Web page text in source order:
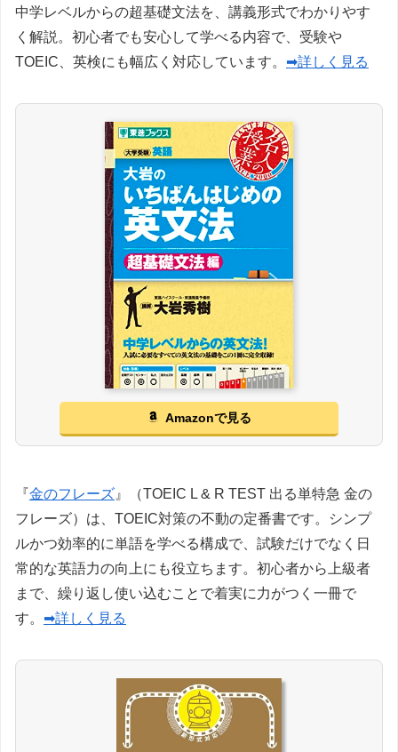
中学レベルからの超基礎文法を、講義形式でわかりやす
く解説。初心者でも安心して学べる内容で、受験や
TOEIC、英検にも幅広く対応しています。 ➡詳しく見る
Amazonで見る
『金のフレーズ』（TOEIC L & R TEST 出る単特急 金の
フレーズ）は、TOEIC対策の不動の定番書です。シンプ
ルかつ効率的に単語を学べる構成で、試験だけでなく日
常的な英語力の向上にも役立ちます。初心者から上級者
まで、繰り返し使い込むことで着実に力がつく一冊で
す。 ➡詳しく見る